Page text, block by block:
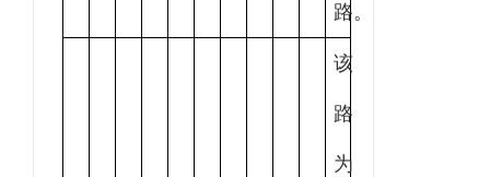
路。
该
路
为